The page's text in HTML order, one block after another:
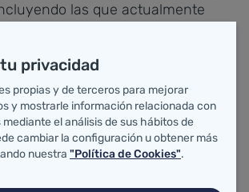
las que actualmente
asociación.
la asociación se ha
y que han expuesto
la consejera de Sanidad, es el
una campaña que
la concienciación y prevención
entre la juventud. A
se intenta prevenir sobre la
privacidad
propias y de terceros para mejorar
y mostrarle información relacionada con
el análisis de sus hábitos de
cambiar la configuración u obtener más
nuestra "Política de Cookies".